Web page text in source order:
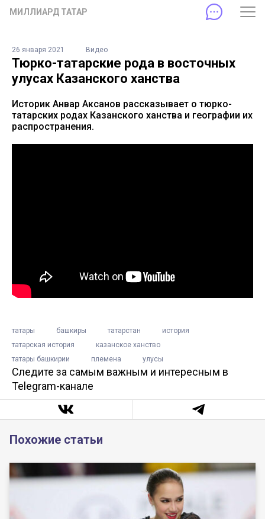
МИЛЛИАРД ТАТАР
26 января 2021 Видео
Тюрко-татарские рода в восточных
улусах Казанского ханства
Историк Анвар Аксанов рассказывает о тюрко-
татарских родах Казанского ханства и географии их
распространения.
татары башкиры татарстан
история
татарская история
казанское ханство
татары башкирии
племена улусы
Следите за самым важным и интересным в
Telegram-канале
Похожие статьи